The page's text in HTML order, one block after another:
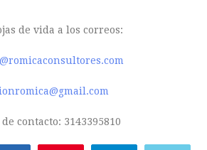
de vida a los correos:
contacto: 3143395810